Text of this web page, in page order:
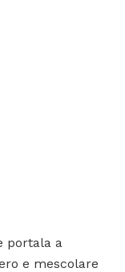
portala a
e mescolare